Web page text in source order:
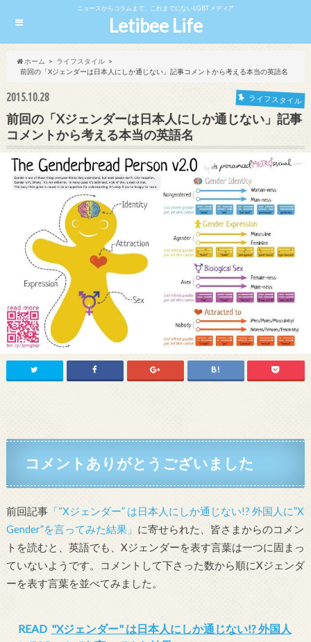
ニュースからコラムまで、これまでにないLGBTメディア
Letibee Life
ホーム
ライフスタイル
前回の「Xジェンダーは日本人にしか通じない」記事コメントから考える本当の英語名
2015.10.28 ライフスタイル
前回の「Xジェンダーは日本人にしか通じない」記事
コメントから考える本当の英語名
コメントありがとうございました
前回記事「“Xジェンダー” は日本人にしか通じない!? 外国人に”X
Gender”を言ってみた結果」 に寄せられた、皆さまからのコメン
トを読むと、英語でも、Xジェンダーを表す言葉は一つに固まっ
ていないようです。コメントして下さった数から順にXジェンダ
ーを表す言葉を並べてみました。
READ "Xジェンダー" は日本人にしか通じない!? 外国人